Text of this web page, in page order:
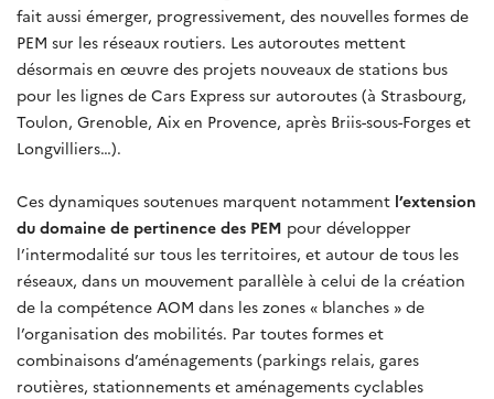
fait aussi émerger, progressivement, des nouvelles formes de
PEM sur les réseaux routiers. Les autoroutes mettent
désormais en œuvre des projets nouveaux de stations bus
pour les lignes de Cars Express sur autoroutes (à Strasbourg,
Toulon, Grenoble, Aix en Provence, après Briis-sous-Forges et
Longvilliers…).
Ces dynamiques soutenues marquent notamment l’extension
du domaine de pertinence des PEM pour développer
l’intermodalité sur tous les territoires, et autour de tous les
réseaux, dans un mouvement parallèle à celui de la création
de la compétence AOM dans les zones « blanches » de
l’organisation des mobilités. Par toutes formes et
combinaisons d’aménagements (parkings relais, gares
routières, stationnements et aménagements cyclables